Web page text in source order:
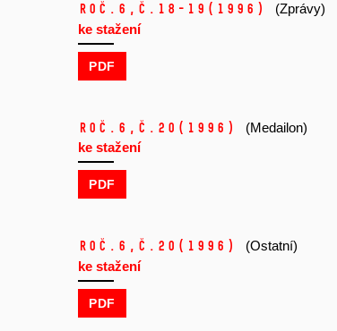
Roč.6, č.18-19 (1996)
(Zprávy)
ke stažení
PDF
Roč.6, č.20 (1996)
(Medailon)
ke stažení
PDF
Roč.6, č.20 (1996)
(Ostatní)
ke stažení
PDF